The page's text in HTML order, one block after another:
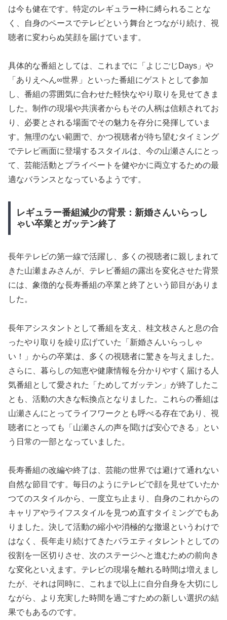
は今も健在です。特定のレギュラー枠に縛られることな
く、自身のペースでテレビという舞台とつながり続け、視
聴者に変わらぬ笑顔を届けています。
具体的な番組としては、これまでに「よじごじDays」や
「ありえへん∞世界」といった番組にゲストとして参加
し、番組の雰囲気に合わせた軽快なやり取りを見せてきま
した。制作の現場や共演者からもその人柄は信頼されてお
り、必要とされる場面でその魅力を存分に発揮していま
す。無理のない範囲で、かつ視聴者が待ち望むタイミング
でテレビ画面に登場するスタイルは、今の山瀬さんにとっ
て、芸能活動とプライベートを健やかに両立するための最
適なバランスとなっているようです。
レギュラー番組減少の背景：新婚さんいらっし
ゃい卒業とガッテン終了
長年テレビの第一線で活躍し、多くの視聴者に親しまれて
きた山瀬まみさんが、テレビ番組の露出を変化させた背景
には、象徴的な長寿番組の卒業と終了という節目がありま
した。
長年アシスタントとして番組を支え、桂文枝さんと息の合
ったやり取りを繰り広げていた「新婚さんいらっしゃ
い！」からの卒業は、多くの視聴者に驚きを与えました。
さらに、暮らしの知恵や健康情報を分かりやすく届ける人
気番組として愛された「ためしてガッテン」が終了したこ
とも、活動の大きな転換点となりました。これらの番組は
山瀬さんにとってライフワークとも呼べる存在であり、視
聴者にとっても「山瀬さんの声を聞けば安心できる」とい
う日常の一部となっていました。
長寿番組の改編や終了は、芸能の世界では避けて通れない
自然な節目です。毎日のようにテレビで顔を見せていたか
つてのスタイルから、一度立ち止まり、自身のこれからの
キャリアやライフスタイルを見つめ直すタイミングでもあ
りました。決して活動の縮小や消極的な撤退というわけで
はなく、長年走り続けてきたバラエティタレントとしての
役割を一区切りさせ、次のステージへと進むための前向き
な変化といえます。テレビの現場を離れる時間は増えまし
たが、それは同時に、これまで以上に自分自身を大切にし
ながら、より充実した時間を過ごすための新しい選択の結
果でもあるのです。